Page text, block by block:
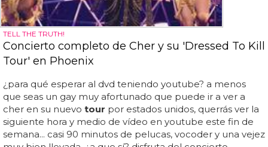
TELL THE TRUTH!
Concierto completo de Cher y su 'Dressed To Kill
Tour' en Phoenix
¿para qué esperar al dvd teniendo youtube? a menos
que seas un gay muy afortunado que puede ir a ver a
cher en su nuevo tour por estados unidos, querrás ver la
siguiente hora y medio de vídeo en youtube este fin de
semana... casi 90 minutos de pelucas, vocoder y una vejez